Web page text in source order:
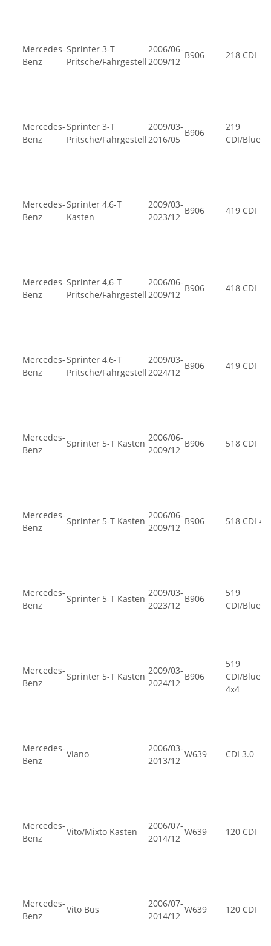
Mercedes-
Benz
Sprinter 3-T
Pritsche/Fahrgestell
2006/06-
2009/12
B906 218 CDI
Mercedes-
Benz
Sprinter 3-T
Pritsche/Fahrgestell
2009/03-
2016/05
B906
219
CDI/
Mercedes-
Benz
Sprinter 4,6-T
Kasten
2009/03-
2023/12
B906 419 CDI
Mercedes-
Benz
Sprinter 4,6-T
Pritsche/Fahrgestell
2006/06-
2009/12
B906 418 CDI
Mercedes-
Benz
Sprinter 4,6-T
Pritsche/Fahrgestell
2009/03-
2024/12
B906 419 CDI
Mercedes-
Benz
Sprinter 5-T Kasten
2006/06-
2009/12
B906 518 CDI
Mercedes-
Benz
Sprinter 5-T Kasten
2006/06-
2009/12
B906 518 CDI
Mercedes-
Benz
Sprinter 5-T Kasten
2009/03-
2023/12
B906
519
CDI/
Mercedes-
Benz
Sprinter 5-T Kasten
2009/03-
2024/12
B906
519
CDI/
4x4
Mercedes-
Benz
Viano
2006/03-
2013/12
W639 CDI 3.0
Mercedes-
Benz
Vito/Mixto Kasten
2006/07-
2014/12
W639 120 CDI
Mercedes-
Benz
Vito Bus
2006/07-
2014/12
W639 120 CDI